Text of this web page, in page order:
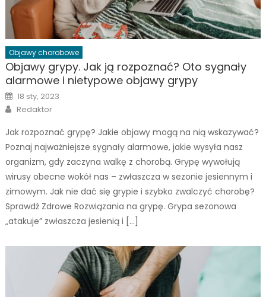
Objawy chorobowe
Objawy grypy. Jak ją rozpoznać? Oto sygnały
alarmowe i nietypowe objawy grypy
Posted
on
18 sty, 2023
Author
Redaktor
Jak rozpoznać grypę? Jakie objawy mogą na nią wskazywać?
Poznaj najważniejsze sygnały alarmowe, jakie wysyła nasz
organizm, gdy zaczyna walkę z chorobą. Grypę wywołują
wirusy obecne wokół nas – zwłaszcza w sezonie jesiennym i
zimowym. Jak nie dać się grypie i szybko zwalczyć chorobę?
Sprawdź Zdrowe Rozwiązania na grypę. Grypa sezonowa
„atakuje” zwłaszcza jesienią i […]